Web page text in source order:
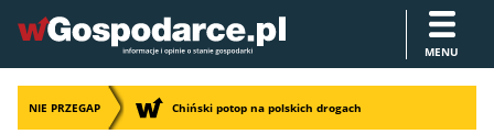
MENU
NIE PRZEGAP Chiński potop na polskich drogach